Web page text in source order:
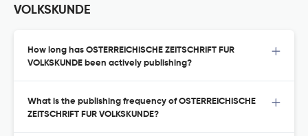
VOLKSKUNDE
How long has OSTERREICHISCHE ZEITSCHRIFT FUR
VOLKSKUNDE been actively publishing?
What is the publishing frequency of OSTERREICHISCHE
ZEITSCHRIFT FUR VOLKSKUNDE?